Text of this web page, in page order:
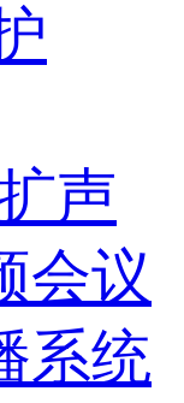
声
会议
系统